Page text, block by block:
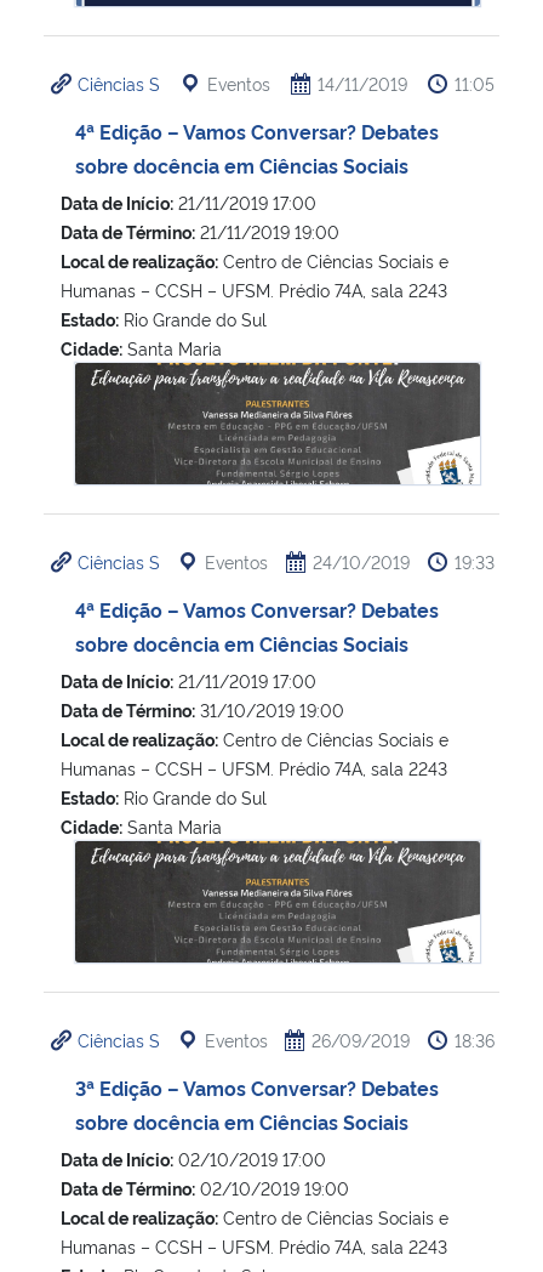
Ciências S Eventos 14/11/2019 11:05
4ª Edição – Vamos Conversar? Debates
sobre docência em Ciências Sociais
Data de Início: 21/11/2019 17:00
Data de Término: 21/11/2019 19:00
Local de realização: Centro de Ciências Sociais e
Humanas – CCSH – UFSM. Prédio 74A, sala 2243
Estado: Rio Grande do Sul
Cidade: Santa Maria
4ª Edição – Vamos Conversar? Debates sobre docência
Ciências S Eventos 24/10/2019 19:33
4ª Edição – Vamos Conversar? Debates
sobre docência em Ciências Sociais
Data de Início: 21/11/2019 17:00
Data de Término: 31/10/2019 19:00
Local de realização: Centro de Ciências Sociais e
Humanas – CCSH – UFSM. Prédio 74A, sala 2243
Estado: Rio Grande do Sul
Cidade: Santa Maria
4ª Edição – Vamos Conversar? Debates sobre docência
Ciências S Eventos 26/09/2019 18:36
3ª Edição – Vamos Conversar? Debates
sobre docência em Ciências Sociais
Data de Início: 02/10/2019 17:00
Data de Término: 02/10/2019 19:00
Local de realização: Centro de Ciências Sociais e
Humanas – CCSH – UFSM. Prédio 74A, sala 2243